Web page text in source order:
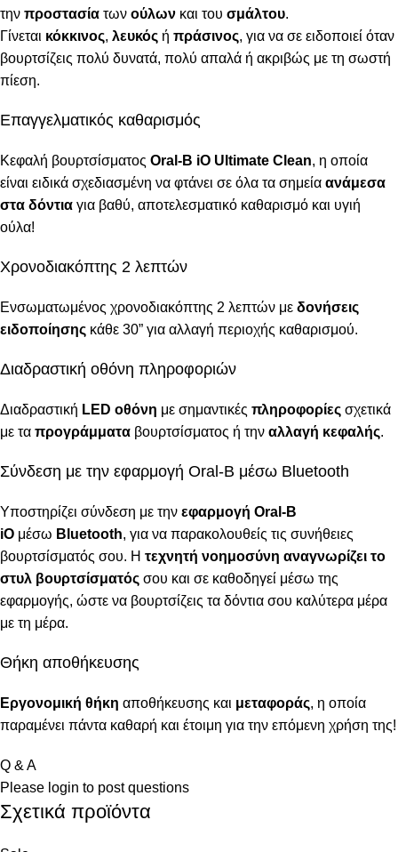
την προστασία των ούλων και του σμάλτου.
Γίνεται κόκκινος, λευκός ή πράσινος, για να σε ειδοποιεί όταν
βουρτσίζεις πολύ δυνατά, πολύ απαλά ή ακριβώς με τη σωστή
πίεση.
Επαγγελματικός καθαρισμός
Κεφαλή βουρτσίσματος Oral-B iO Ultimate Clean, η οποία
είναι ειδικά σχεδιασμένη να φτάνει σε όλα τα σημεία ανάμεσα
στα δόντια για βαθύ, αποτελεσματικό καθαρισμό και υγιή
ούλα!
Χρονοδιακόπτης 2 λεπτών
Ενσωματωμένος χρονοδιακόπτης 2 λεπτών με δονήσεις
ειδοποίησης κάθε 30” για αλλαγή περιοχής καθαρισμού.
Διαδραστική οθόνη πληροφοριών
Διαδραστική LED οθόνη με σημαντικές πληροφορίες σχετικά
με τα προγράμματα βουρτσίσματος ή την αλλαγή κεφαλής.
Σύνδεση με την εφαρμογή Oral-B μέσω Bluetooth
Υποστηρίζει σύνδεση με την εφαρμογή Oral-B
iO μέσω Bluetooth, για να παρακολουθείς τις συνήθειες
βουρτσίσματός σου. Η τεχνητή νοημοσύνη αναγνωρίζει το
στυλ βουρτσίσματός σου και σε καθοδηγεί μέσω της
εφαρμογής, ώστε να βουρτσίζεις τα δόντια σου καλύτερα μέρα
με τη μέρα.
Θήκη αποθήκευσης
Εργονομική θήκη αποθήκευσης και μεταφοράς, η οποία
παραμένει πάντα καθαρή και έτοιμη για την επόμενη χρήση της!
Q & A
Please login to post questions
Σχετικά προϊόντα